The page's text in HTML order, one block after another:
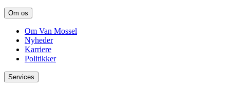
Om os
Om Van Mossel
Nyheder
Karriere
Politikker
Services